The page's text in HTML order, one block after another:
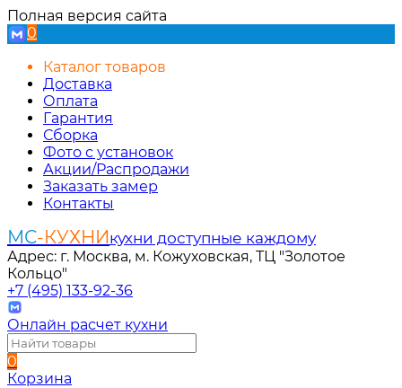
Полная версия сайта
0
Каталог товаров
Доставка
Оплата
Гарантия
Сборка
Фото с установок
Акции/Распродажи
Заказать замер
Контакты
МС-КУХНИкухни доступные каждому
Адрес: г. Москва, м. Кожуховская, ТЦ "Золотое
Кольцо"
+7 (495) 133-92-36
Онлайн расчет кухни
0
Корзина